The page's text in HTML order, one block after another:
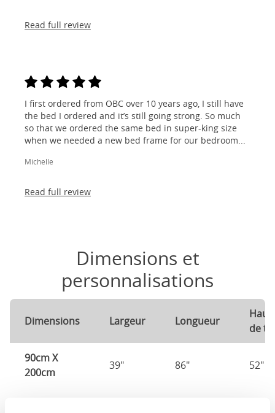
Read full review
I first ordered from OBC over 10 years ago, I still have
the bed I ordered and it’s still going strong. So much
so that we ordered the same bed in super-king size
when we needed a new bed frame for our bedroom...
Michelle
Read full review
Dimensions et
personnalisations
Dimensions Largeur Longueur
de
90cm X
200cm
39" 86" 52"